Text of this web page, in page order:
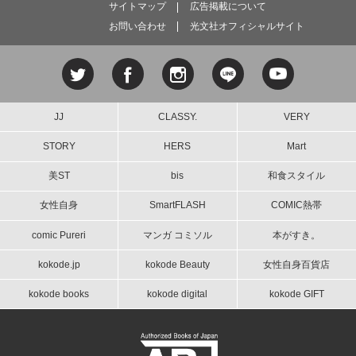
サイトマップ
広告掲載について
お問い合わせ
光文社オフィシャルサイト
JJ CLASSY. VERY
STORY HERS Mart
美ST bis 和食スタイル
女性自身 SmartFLASH COMIC熱帯
comic Pureri マンガ コミソル 本がすき。
kokode.jp kokode Beauty 女性自身百貨店
kokode books kokode digital kokode GIFT